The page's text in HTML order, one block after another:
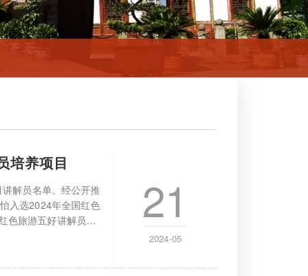
培养项目
解员名单。经公开推
入选2024年全国红色
色旅游五好讲解员培
21
2024-05